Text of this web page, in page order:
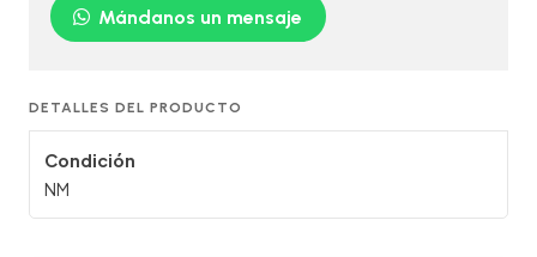
Mándanos un mensaje
DETALLES DEL PRODUCTO
Condición
NM